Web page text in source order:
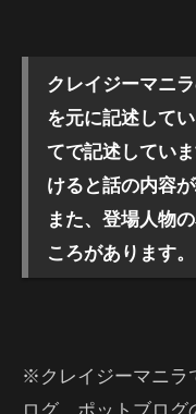
クレイジーマニ
を元に記述して
てで記述してい
けると話の内容
また、登場人物
ころがあります。
※クレイジーマニラ